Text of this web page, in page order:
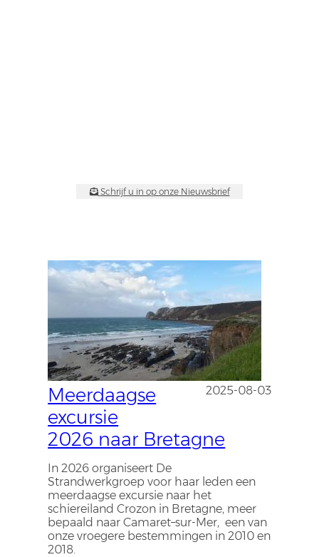
Schrijf u in op onze Nieuwsbrief
2025-08-03
Meerdaagse
excursie
2026 naar Bretagne
In 2026 organiseert De
Strandwerkgroep voor haar leden een
meerdaagse excursie naar het
schiereiland Crozon in Bretagne, meer
bepaald naar Camaret–sur-Mer, eenvan
onze vroegere bestemmingen in 2010 en
2018.